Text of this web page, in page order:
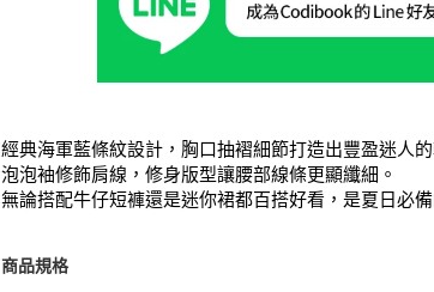
經典海軍藍條紋設計，胸口抽褶細節打造出豐盈迷人的
泡泡袖修飾肩線，修身版型讓腰部線條更顯纖細。
無論搭配牛仔短褲還是迷你裙都百搭好看，是夏日必
商品規格